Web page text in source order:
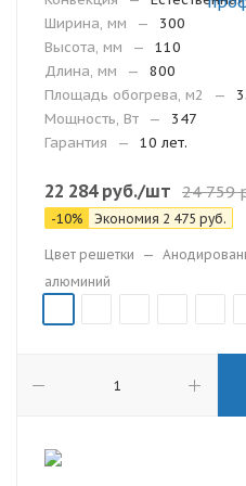
Ширина, мм
—
300
Высота, мм
—
110
Длина, мм
—
800
Площадь обогрева, м2
—
Мощность, Вт
—
347
Гарантия
— 10 лет.
22 284руб./шт 24 759
-10% Экономия 2 475 руб.
Цвет решетки —
алюминий